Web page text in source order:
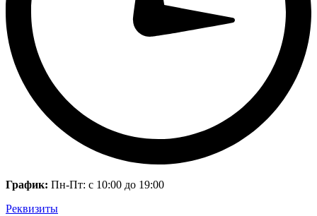
График: Пн-Пт: с 10:00 до 19:00
Реквизиты